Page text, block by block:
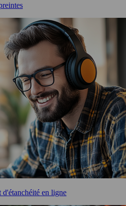
d'étanchéité en ligne